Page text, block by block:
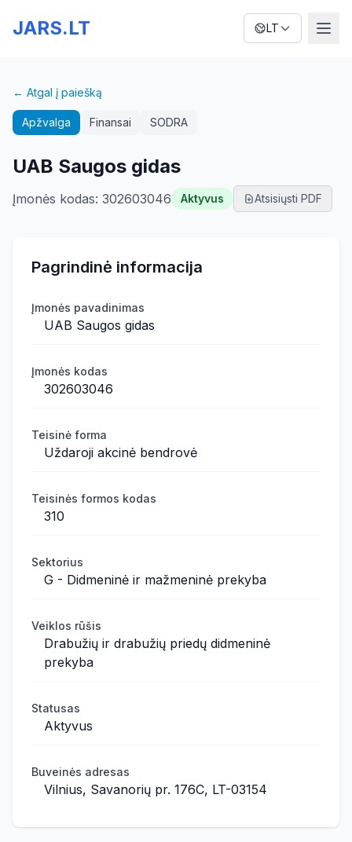
JARS.LT LT
← Atgal į paiešką
Apžvalga Finansai SODRA
UAB Saugos gidas
Įmonės kodas: 302603046 Aktyvus Atsisiųsti PDF
Pagrindinė informacija
Įmonės pavadinimas
UAB Saugos gidas
Įmonės kodas
302603046
Teisinė forma
Uždaroji akcinė bendrovė
Teisinės formos kodas
310
Sektorius
G - Didmeninė ir mažmeninė prekyba
Veiklos rūšis
Drabužių ir drabužių priedų didmeninė
prekyba
Statusas
Aktyvus
Buveinės adresas
Vilnius, Savanorių pr. 176C, LT-03154